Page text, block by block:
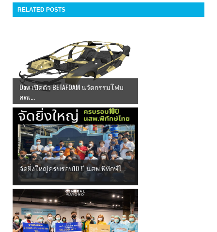
RELATED POSTS
Dow เปิดตัว BETAFOAM นวัตกรรมโฟม
ลดเ...
จัดยิ่งใหญ่ครบรอบ10 ปี นสพ.พิทักษ์ไ...